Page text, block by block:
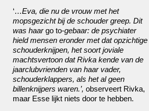
‘…Eva, die nu de vrouw met het
mopsgezicht bij de schouder greep. Dit
was haargo to-gebaar: de psychiater
hield mensen eronder met dat opzichtige
schouderknijpen, het soort joviale
machtsvertoon dat Rivka kende van de
jaarclubvrienden van haar vader,
schouderklappers, als het al geen
billenknijpers waren.’, observeert Rivka,
maar Esse lijkt niets door te hebben.